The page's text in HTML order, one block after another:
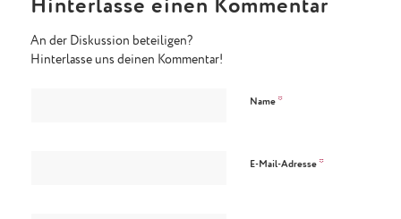
Hinterlasse einen Kommentar
An der Diskussion beteiligen?
Hinterlasse uns deinen Kommentar!
Name *
E-Mail-Adresse *